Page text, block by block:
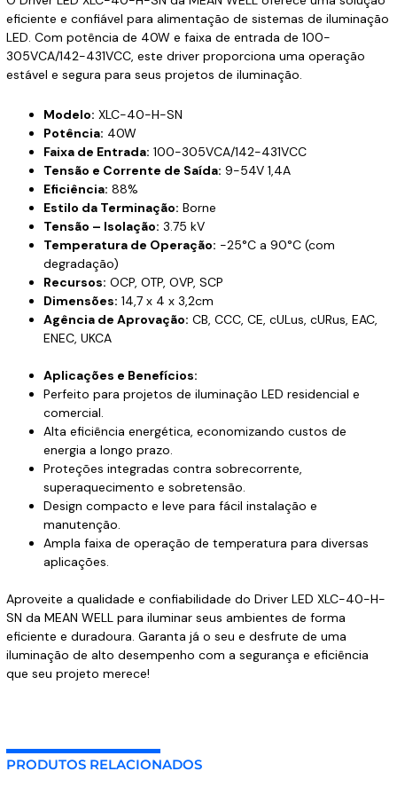
eficiente e confiável para alimentação de sistemas de iluminação
LED. Com potência de 40W e faixa de entrada de 100-
305VCA/142-431VCC, este driver proporciona uma operação
estável e segura para seus projetos de iluminação.
Modelo: XLC-40-H-SN
Potência: 40W
Faixa de Entrada: 100-305VCA/142-431VCC
Tensão e Corrente de Saída: 9-54V 1,4A
Eficiência: 88%
Estilo da Terminação: Borne
Tensão – Isolação: 3.75 kV
Temperatura de Operação: -25°C a 90°C (com
degradação)
Recursos: OCP, OTP, OVP, SCP
Dimensões: 14,7 x 4 x 3,2cm
Agência de Aprovação: CB, CCC, CE, cULus, cURus, EAC,
ENEC, UKCA
Aplicações e Benefícios:
Perfeito para projetos de iluminação LED residencial e
comercial.
Alta eficiência energética, economizando custos de
energia a longo prazo.
Proteções integradas contra sobrecorrente,
superaquecimento e sobretensão.
Design compacto e leve para fácil instalação e
manutenção.
Ampla faixa de operação de temperatura para diversas
aplicações.
Aproveite a qualidade e confiabilidade do Driver LED XLC-40-H-
SN da MEAN WELL para iluminar seus ambientes de forma
eficiente e duradoura. Garanta já o seu e desfrute de uma
iluminação de alto desempenho com a segurança e eficiência
que seu projeto merece!
PRODUTOS RELACIONADOS